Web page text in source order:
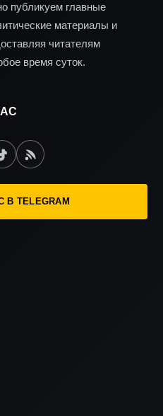
публикуем главные
материалы и
читателям
время суток.
TELEGRAM